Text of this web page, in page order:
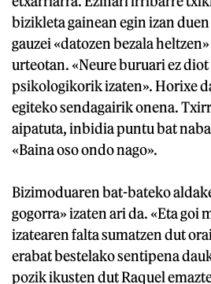
bizikleta gainean egin izan
gauzei «datozen bezala
urteotan. «Neure buruari ez
psikologikorik izaten». Horixe
egiteko sendagairik onena.
aipatuta, inbidia puntu bat
«Baina oso ondo nago».
Bizimoduaren bat-bateko
gogorra» izaten ari da. «Eta goi
izatearen falta sumatzen dut
erabat bestelako sentipena
pozik ikusten dut Raquel